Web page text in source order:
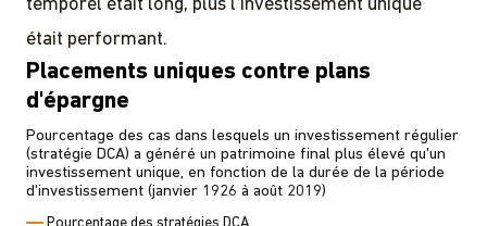
temporel était long, plus l'investissement unique
était performant.